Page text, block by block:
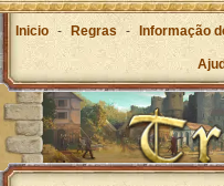
Inicio - Regras - Informação